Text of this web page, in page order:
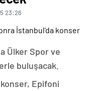
23:26
Ülker Spor ve
buluşacak.
Epifoni